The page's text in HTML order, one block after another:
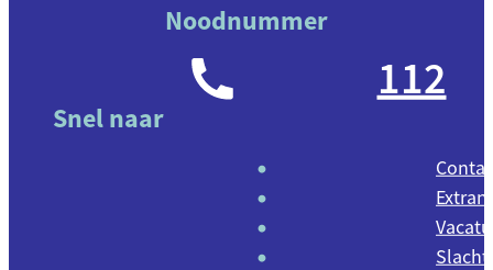
Noodnummer
112
Snel naar